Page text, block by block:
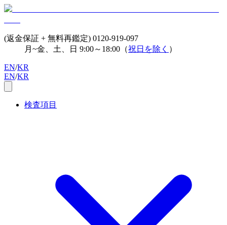
(返金保証 + 無料再鑑定) 0120-919-097
月~金、土、日 9:00～18:00（祝日を除く ）
EN/KR
EN/KR
検査項目